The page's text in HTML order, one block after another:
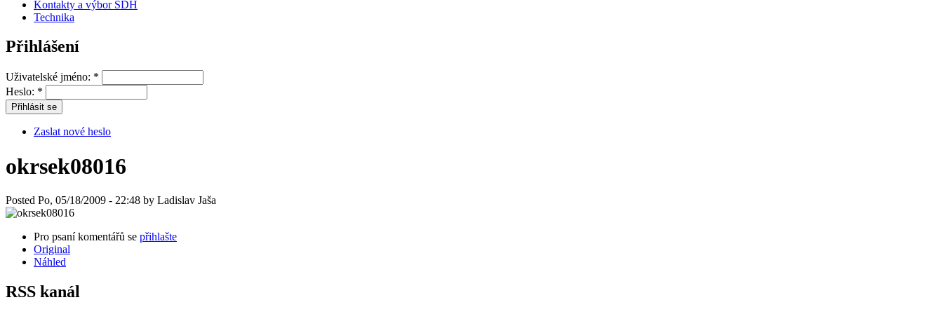
Kontakty a výbor SDH
Technika
Přihlášení
Uživatelské jméno: *
Heslo: *
Zaslat nové heslo
okrsek08016
Posted Po, 05/18/2009 - 22:48 by Ladislav Jaša
Pro psaní komentářů se přihlašte
Original
Náhled
RSS kanál